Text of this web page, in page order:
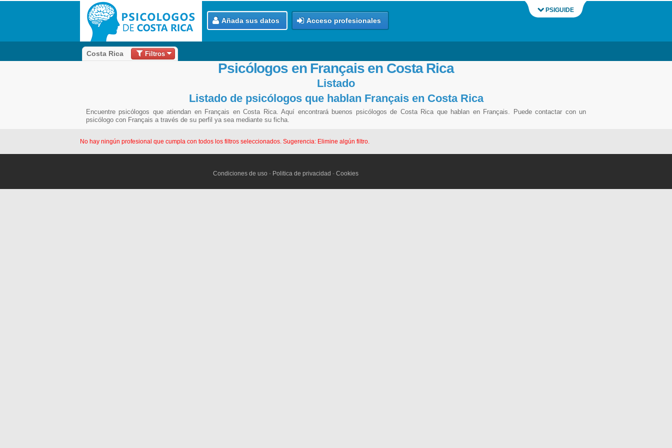
Añada sus datos Acceso profesionales
PSIGUIDE
Costa Rica Filtros
Psicólogos en Français en Costa Rica
Listado
Listado de psicólogos que hablan Français en Costa Rica
Encuentre psicólogos que atiendan en Français en Costa Rica. Aquí encontrará buenos psicólogos de Costa Rica que hablan en Français. Puede contactar con un
psicólogo con Français a través de su perfil ya sea mediante su ficha.
No hay ningún profesional que cumpla con todos los filtros seleccionados. Sugerencia: Elimine algún filtro.
Condiciones de uso - Politica de privacidad -Cookies